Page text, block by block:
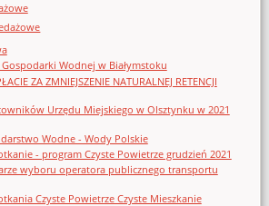
Wodnej w Białymstoku
ZA ZMNIEJSZENIE NATURALNEJ RETENCJI
Urzędu Miejskiego w Olsztynku w 2021
Wodne - Wody Polskie
- program Czyste Powietrze grudzień 2021
wyboru operatora publicznego transportu
Czyste Powietrze Czyste Mieszkanie